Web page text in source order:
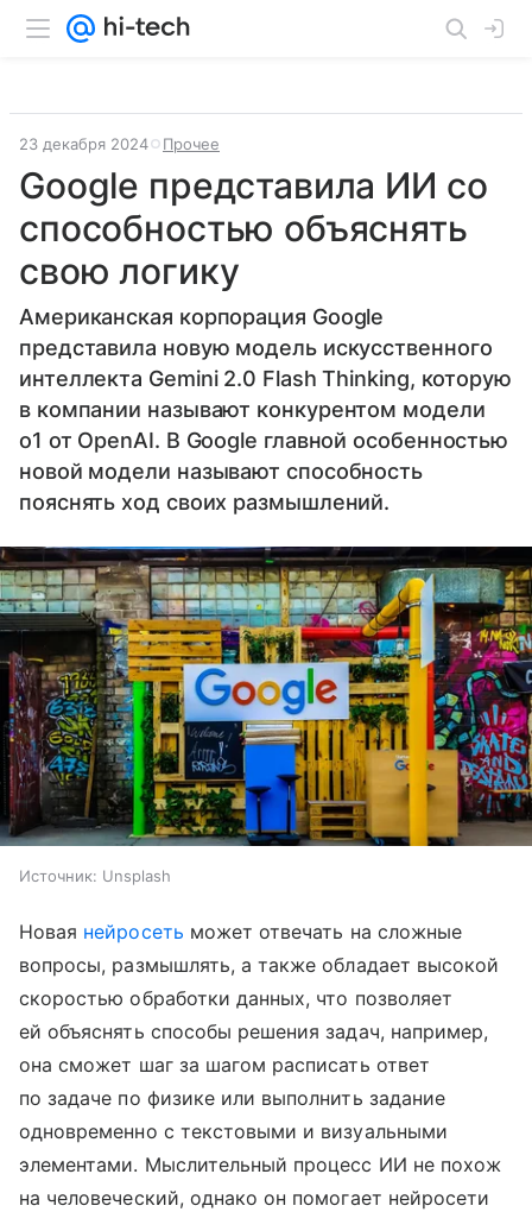
23 декабря 2024 Прочее
Google представила ИИ со
способностью объяснять
свою логику
Американская корпорация Google
представила новую модель искусственного
интеллекта Gemini 2.0 Flash Thinking, которую
в компании называют конкурентом модели
o1 от OpenAI. В Google главной особенностью
новой модели называют способность
пояснять ход своих размышлений.
Источник: Unsplash
Новая нейросеть может отвечать на сложные
вопросы, размышлять, а также обладает высокой
скоростью обработки данных, что позволяет
ей объяснять способы решения задач, например,
она сможет шаг за шагом расписать ответ
по задаче по физике или выполнить задание
одновременно с текстовыми и визуальными
элементами. Мыслительный процесс ИИ не похож
на человеческий, однако он помогает нейросети